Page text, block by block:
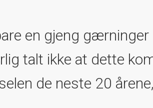
en gjeng gærninger
talt ikke at dette
de neste 20 årene,